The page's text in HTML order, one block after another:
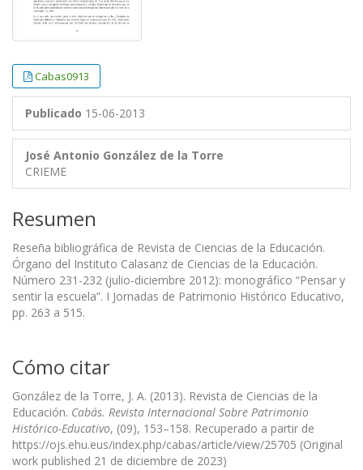
Cabas0913
Publicado 15-06-2013
José Antonio González de la Torre
CRIEME
Resumen
Reseña bibliográfica de Revista de Ciencias de la Educación.
Órgano del Instituto Calasanz de Ciencias de la Educación.
Número 231-232 (julio-diciembre 2012): monográfico “Pensar y
sentir la escuela”. I Jornadas de Patrimonio Histórico Educativo,
pp. 263 a 515.
Cómo citar
González de la Torre, J. A. (2013). Revista de Ciencias de la
Educación. Cabás. Revista Internacional Sobre Patrimonio
Histórico-Educativo, (09), 153–158. Recuperado a partir de
https://ojs.ehu.eus/index.php/cabas/article/view/25705 (Original
work published 21 de diciembre de 2023)